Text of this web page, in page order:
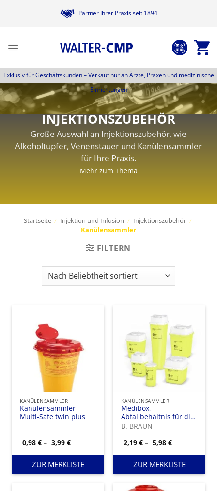
Partner Ihrer Praxis seit 1894
Exklusiv für Geschäftskunden –Verkauf nur an Ärzte, Praxen und medizinische
Einrichtungen
INJEKTIONSZUBEHÖR
Große Auswahl an Injektionszubehör, wie
Alkoholtupfer, Venenstauer und Kanülensammler
für Ihre Praxis.
Mehr zum Thema
Startseite / Injektion und Infusion / Injektionszubehör /
Kanülensammler
FILTERN
KANÜLENSAMMLER
Kanülensammler
Multi-Safe twin plus
0,98€ – 3,99€Preisspanne:
0,98 €
bis
3,99 €
ZUR MERKLISTE
KANÜLENSAMMLER
Medibox,
Abfallbehältnis für die
Entsorgung spitzer
Gegenstände im
B. BRAUN
2,19€ – 5,98€Preisspanne:
2,19 €
bis
5,98 €
ZUR MERKLISTE